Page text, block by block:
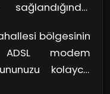
şekilde girmek,
anahtar
güç kaynağını
kötü bir fikir
bölgesinin
ADSL modem
kolayca